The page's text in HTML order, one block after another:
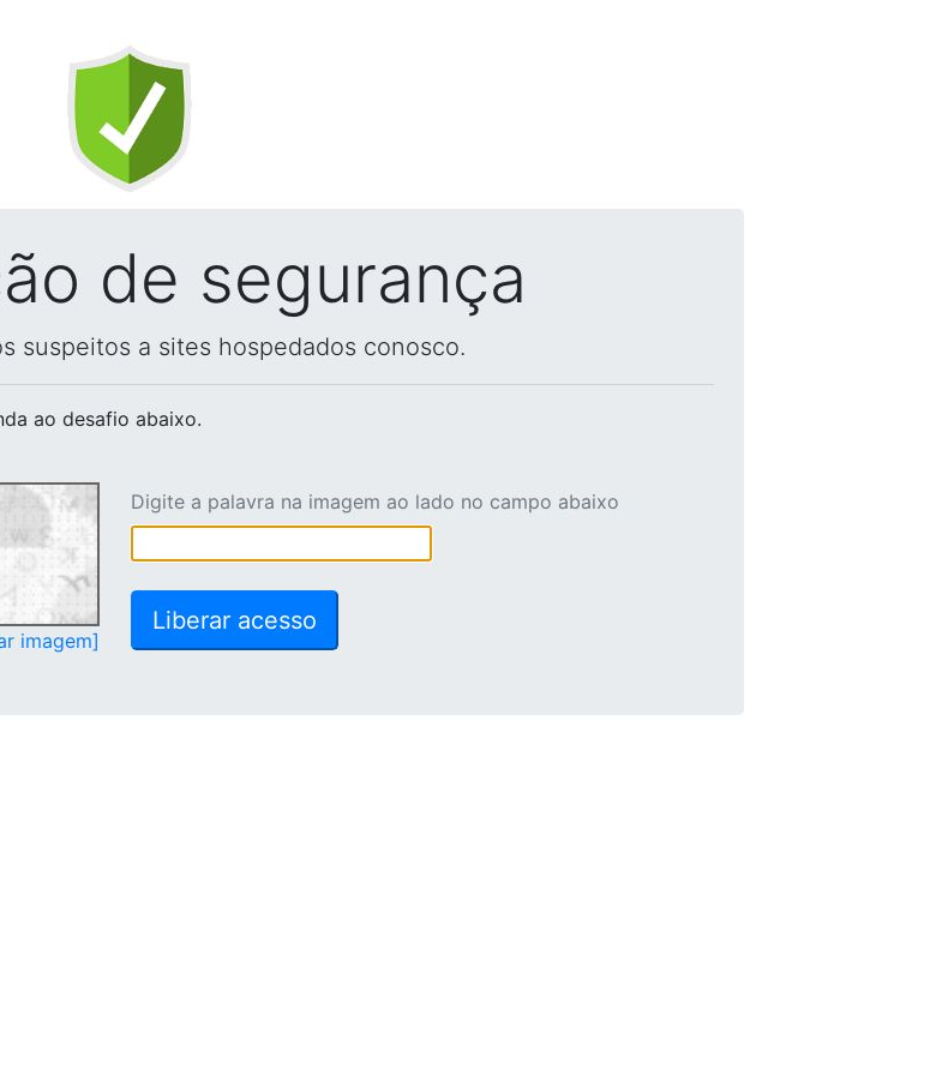
de segurança
suspeitos a sites hospedados conosco.
ao desafio abaixo.
imagem]
Digite a palavra na imagem ao lado no campo abaixo